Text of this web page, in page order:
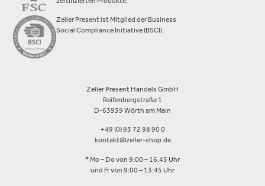
zertifizierten Produkte.
Zeller Present ist Mitglied der Business
Social Compliance Initiative (BSCI).
Zeller Present Handels GmbH
Reifenbergstraße 1
D-63939 Wörth am Main
+49 (0) 93 72 98 90 0
kontakt@zeller-shop.de
* Mo – Do von 9:00 – 16.45 Uhr
und Fr von 9:00 – 13:45 Uhr